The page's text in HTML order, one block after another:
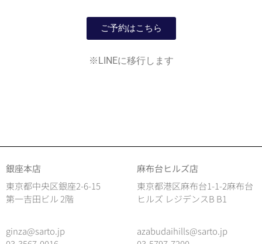
ご予約はこちら
※LINEに移行します
銀座本店
東京都中央区銀座2-6-15
第一吉田ビル 2階
ginza@sarto.jp
麻布台ヒルズ店
東京都港区麻布台1-1-2麻布台
ヒルズ レジデンスB B1
azabudaihills@sarto.jp